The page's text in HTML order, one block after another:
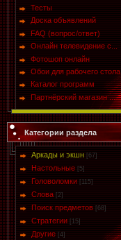
Тесты
Доска объявлений
FAQ (вопрос/ответ)
Онлайн телевидение с...
Фотошоп онлайн
Обои для рабочего стола
Каталог программ
Партнёрский магазин ...
Категории раздела
Аркады и экшн [67]
Настольные [5]
Головоломки [115]
Слова [2]
Поиск предметов [68]
Стратегии [15]
Другие [4]